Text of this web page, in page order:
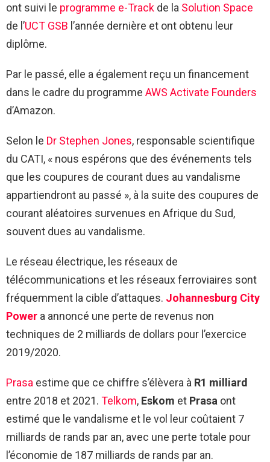
ont suivi le programme e-Track de la Solution Space
de l’UCT GSB l’année dernière et ont obtenu leur
diplôme.
Par le passé, elle a également reçu un financement
dans le cadre du programme AWS Activate Founders
d’Amazon.
Selon le Dr Stephen Jones, responsable scientifique
du CATI, « nous espérons que des événements tels
que les coupures de courant dues au vandalisme
appartiendront au passé », à la suite des coupures de
courant aléatoires survenues en Afrique du Sud,
souvent dues au vandalisme.
Le réseau électrique, les réseaux de
télécommunications et les réseaux ferroviaires sont
fréquemment la cible d’attaques. Johannesburg City
Power a annoncé une perte de revenus non
techniques de 2 milliards de dollars pour l’exercice
2019/2020.
Prasa estime que ce chiffre s’élèvera à R1 milliard
entre 2018 et 2021. Telkom, Eskom et Prasa ont
estimé que le vandalisme et le vol leur coûtaient 7
milliards de rands par an, avec une perte totale pour
l’économie de 187 milliards de rands par an.